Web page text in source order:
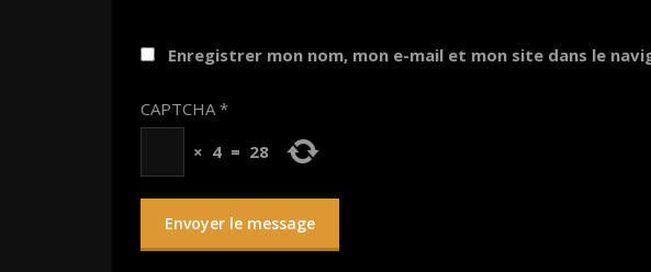
Enregistrer mon nom, mon e-mail et mon site dans le
CAPTCHA*
× 4 = 28